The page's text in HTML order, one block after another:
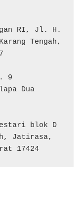
RI, Jl. H.
Tengah,
9
Dua
blok D
Jatirasa,
17424